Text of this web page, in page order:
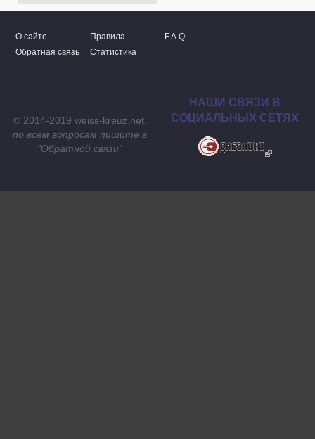
О сайте Правила
F.A.Q.
Обратная связь
Статистика
© 2014-2019 weiss-kreuz.net,
по всем вопросам пишите в
"Обратной связи"
НАШИ СВЯЗИ В
СОЦИАЛЬНЫХ СЕТЯХ